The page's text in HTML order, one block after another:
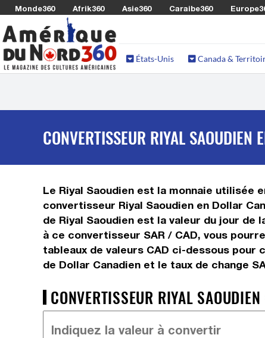
Monde360 Afrik360 Asie360 Caraibe360
États-Unis Canada &
CONVERTISSEUR RIYAL
Le Riyal Saoudien est la monnaie utilisée
convertisseur Riyal Saoudien en Dollar
de Riyal Saoudien est la valeur du jour de
à ce convertisseur SAR / CAD, vous
tableaux de valeurs CAD ci-dessous pour
de Dollar Canadien et le taux de change
CONVERTISSEUR RIYAL